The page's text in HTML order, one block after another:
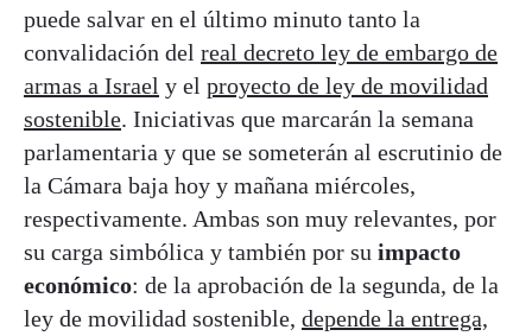
puede salvar en el último minuto tanto la
convalidación del real decreto ley de embargo de
armas a Israel y el proyecto de ley de movilidad
sostenible. Iniciativas que marcarán la semana
parlamentaria y que se someterán al escrutinio de
la Cámara baja hoy y mañana miércoles,
respectivamente. Ambas son muy relevantes, por
su carga simbólica y también por su impacto
económico: de la aprobación de la segunda, de la
ley de movilidad sostenible, depende la entrega,